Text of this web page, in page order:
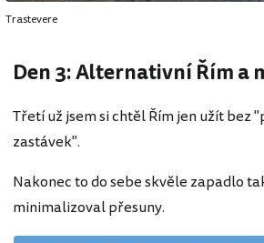
Trastevere
Den 3: Alternativní Řím a
Třetí už jsem si chtěl Řím jen užít bez
zastávek".
Nakonec to do sebe skvěle zapadlo
minimalizoval přesuny.